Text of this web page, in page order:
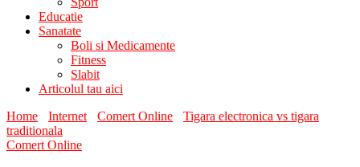
Educatie
Sanatate
Boli si Medicamente
Fitness
Slabit
Articolul tau aici
Home
Internet Comert Online
Tigara electronica vs tigara
traditionala
Comert Online